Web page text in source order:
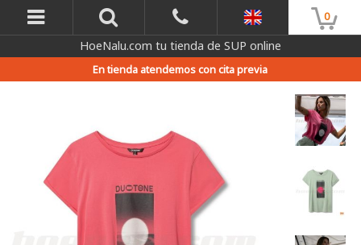
0
HoeNalu.com tu tienda de SUP online
En tienda atendemos con cita previa